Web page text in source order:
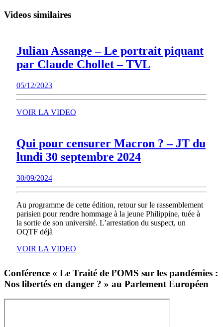
Videos similaires
Julian Assange – Le portrait piquant
par Claude Chollet – TVL
par
–
05/12/202305/12/2023
|
VOIR LA VIDEO
Qui pour censurer Macron ? – JT du
lundi 30 septembre 2024Qui
Macron
?
–
30
septembre
2024
30/09/202430/09/2024
|
Au programme de cette édition, retour sur le rassemblement
parisien pour rendre hommage à la jeune Philippine, tuée à
la sortie de son université. L’arrestation du suspect, un
OQTF déjà
VOIR LA VIDEO
Conférence « Le Traité de l’OMS sur les pandémies :
Nos libertés en danger ? » au Parlement Européen